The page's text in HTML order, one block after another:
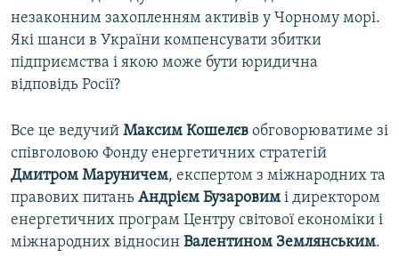
ДЕПОРТАЦІЯ
ВІДЕОУРОКИ «ELIFBE»
УКРАЇНСЬКА ПРОБЛЕМА КРИМУ
ЯК ОБІЙТИ БЛОКУВАННЯ
Русский
ДОЛУЧАЙСЯ!
Усі сайти RFE/RL
незаконним захопленням активів у Чорному морі.
Які шанси в України компенсувати збитки
підприємства і якою може бути юридична
відповідь Росії?
Все це ведучий Максим Кошелєв обговорюватиме зі
співголовою Фонду енергетичних стратегій
Дмитром Маруничем, експертом з міжнародних та
правових питань Андрієм Бузаровим і директором
енергетичних програм Центру світової економіки і
міжнародних відносин Валентином Землянським.